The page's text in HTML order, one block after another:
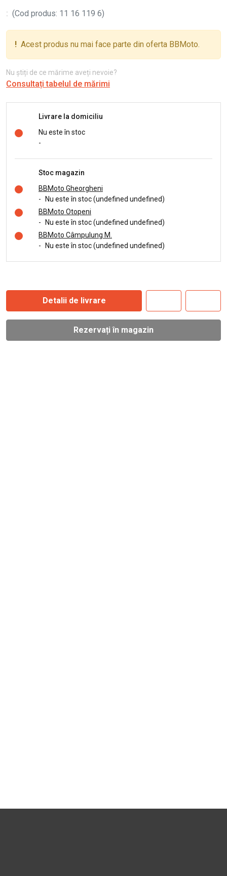
: (Cod produs: 11 16 119 6)
! Acest produs nu mai face parte din oferta BBMoto.
Nu știți de ce mărime aveți nevoie?
Consultați tabelul de mărimi
Livrare la domiciliu
Nu este în stoc
-
Stoc magazin
BBMoto Gheorgheni
- Nu este în stoc (undefined undefined)
BBMoto Otopeni
- Nu este în stoc (undefined undefined)
BBMoto Câmpulung M.
- Nu este în stoc (undefined undefined)
Detalii de livrare
Rezervați în magazin